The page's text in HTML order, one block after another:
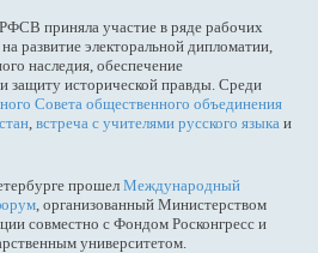
приняла участие в ряде рабочих
развитие электоральной дипломатии,
наследия, обеспечение
защиту исторической правды. Среди
Совета общественного объединения
, встреча с учителями русского языка и
прошелМеждународный
, организованный Министерством
совместно с Фондом Росконгресс и
университетом.